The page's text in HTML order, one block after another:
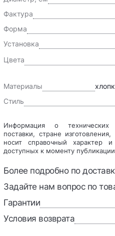
Фактура
Форма
Установка
Цвета
Материалы
Стиль
Информация о технических характеристиках, комплекте
поставки, стране
носит справочный характер
доступных к моменту
Более подробно по
Задайте нам вопрос по
Гарантии
Условия возврата